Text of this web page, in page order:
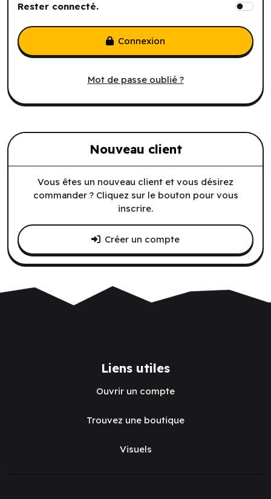
Rester connecté.
Mot de passe oublié ?
Connexion
Nouveau client
Vous êtes un nouveau client et vous désirez
commander ? Cliquez sur le bouton pour vous
inscrire.
Créer un compte
Liens utiles
Ouvrir un compte
Trouvez une boutique
Visuels